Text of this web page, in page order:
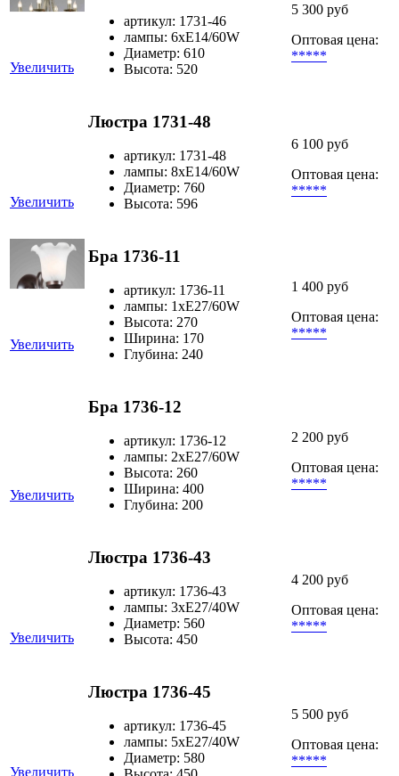
Увеличить
артикул: 1731-46
лампы: 6хЕ14/60W
Диаметр: 610
Высота: 520
5 300 руб
Оптовая цена:
*****
Увеличить
Люстра 1731-48
артикул: 1731-48
лампы: 8хЕ14/60W
Диаметр: 760
Высота: 596
6 100 руб
Оптовая цена:
*****
Увеличить
Бра 1736-11
артикул: 1736-11
лампы: 1хЕ27/60W
Высота: 270
Ширина: 170
Глубина: 240
1 400 руб
Оптовая цена:
*****
Увеличить
Бра 1736-12
артикул: 1736-12
лампы: 2хЕ27/60W
Высота: 260
Ширина: 400
Глубина: 200
2 200 руб
Оптовая цена:
*****
Увеличить
Люстра 1736-43
артикул: 1736-43
лампы: 3хЕ27/40W
Диаметр: 560
Высота: 450
4 200 руб
Оптовая цена:
*****
Увеличить
Люстра 1736-45
артикул: 1736-45
лампы: 5хЕ27/40W
Диаметр: 580
5 500 руб
Оптовая цена:
*****